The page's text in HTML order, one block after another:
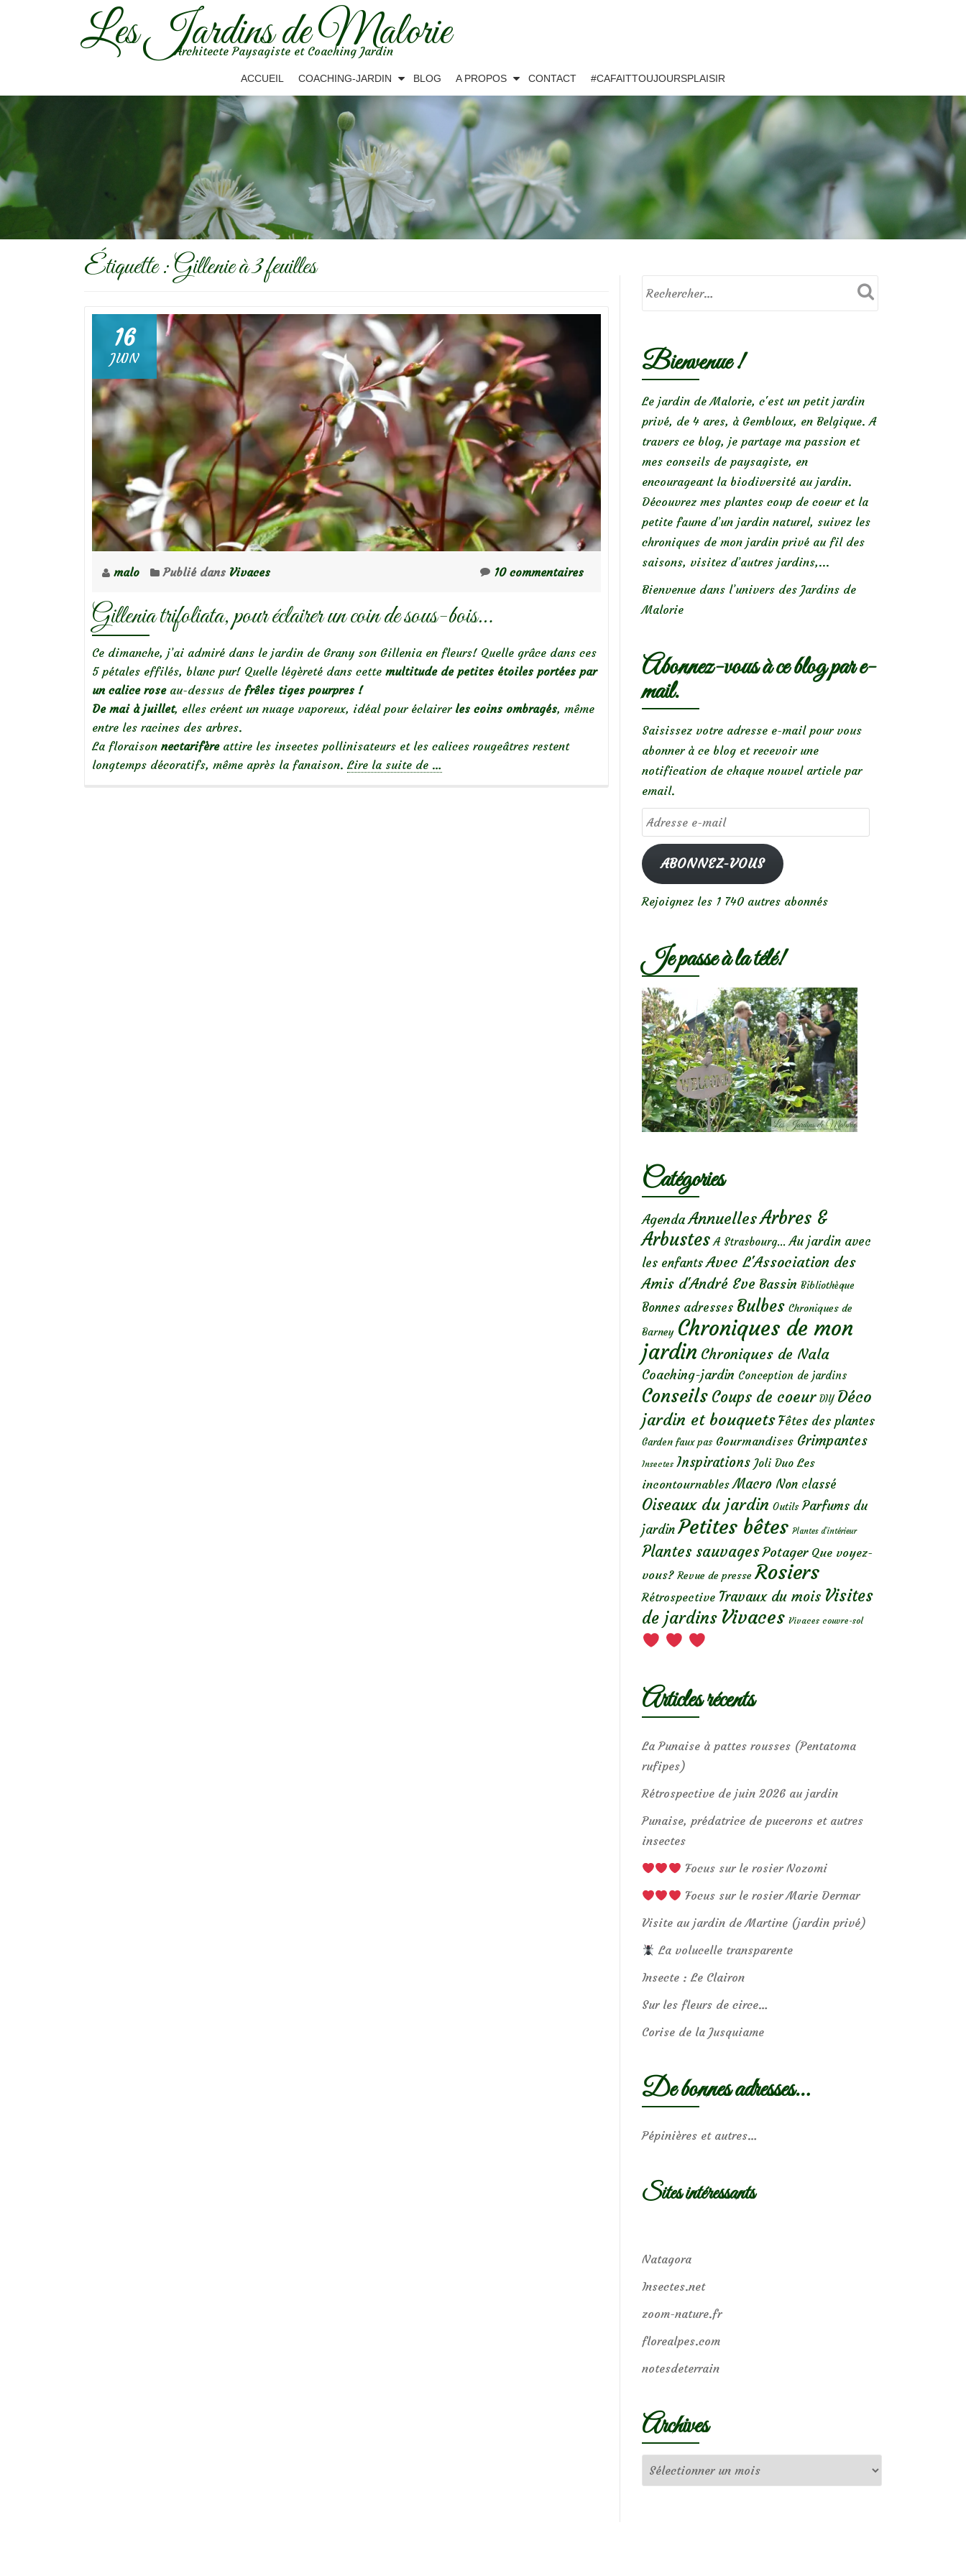
Les Jardins de Malorie
Architecte Paysagiste et Coaching Jardin
ACCUEIL COACHING-JARDIN BLOG A PROPOS CONTACT #CAFAITTOUJOURSPLAISIR
Étiquette :Gillenie à 3 feuilles
16
JUIN
malo Publié dans Vivaces 10 commentaires
Gillenia trifoliata, pour éclairer un coin de sous-bois…
Ce dimanche, j’ai admiré dans le jardin de Grany son Gillenia en fleurs! Quelle grâce dans ces
5 pétales effilés, blanc pur! Quelle légèreté dans cette multitude de petites étoiles portées par
un calice rose au-dessus de frêles tiges pourpres !
De mai à juillet, elles créent un nuage vaporeux, idéal pour éclairer les coins ombragés, même
entre les racines des arbres.
La floraison nectarifèreattire les insectes pollinisateurs et les calices rougeâtres restent
longtemps décoratifs, même après la fanaison. Lire la suite de …
Bienvenue !
Le jardin de Malorie, c'est un petit jardin
privé, de 4 ares, à Gembloux, en Belgique. A
travers ce blog, je partage ma passion et
mes conseils de paysagiste, en
encourageant la biodiversité au jardin.
Découvrez mes plantes coup de coeur et la
petite faune d’un jardin naturel, suivez les
chroniques de mon jardin privé au fil des
saisons, visitez d’autres jardins,...
Bienvenue dans l’univers des Jardins de
Malorie
Abonnez-vous à ce blog par e-
mail.
Saisissez votre adresse e-mail pour vous
abonner à ce blog et recevoir une
notification de chaque nouvel article par
email.
Adresse
e-
mailABONNEZ-VOUS
Rejoignez les 1 740 autres abonnés
Je passe à la télé!
Catégories
Agenda AnnuellesArbres &
Arbustes A Strasbourg... Au jardin avec
les enfants Avec L'Association des
Amis d'André Eve Bassin Bibliothèque
Bonnes adresses Bulbes Chroniques de
Barney Chroniques de mon
jardin Chroniques de Nala
Coaching-jardin Conception de jardins
Conseils Coups de coeur DIY Déco
jardin et bouquets Fêtes des plantes
Garden faux pas Gourmandises Grimpantes
Insectes Inspirations Joli Duo Les
incontournables Macro Non classé
Oiseaux du jardin Outils Parfums du
jardin Petites bêtes Plantes d’intérieur
Plantes sauvages Potager Que voyez-
vous? Revue de presse Rosiers
Rétrospective Travaux du mois Visites
de jardins Vivaces Vivaces couvre-sol
Articles récents
La Punaise à pattes rousses (Pentatoma
rufipes)
Rétrospective de juin 2026 au jardin
Punaise, prédatrice de pucerons et autres
insectes
Focus sur le rosier Nozomi
Focus sur le rosier Marie Dermar
Visite au jardin de Martine (jardin privé)
La volucelle transparente
Insecte : Le Clairon
Sur les fleurs de circe…
Corise de la Jusquiame
De bonnes adresses…
Pépinières et autres…
Sites intéressants
Natagora
Insectes.net
zoom-nature.fr
florealpes.com
notesdeterrain
Archives
Archives